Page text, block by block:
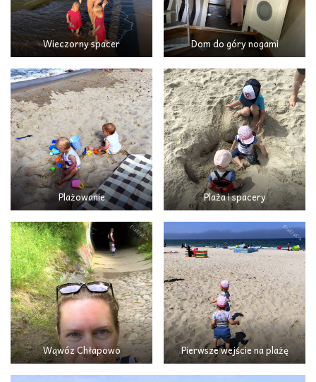
Wieczorny spacer Dom do góry nogami
Plażowanie Plaża i spacery
Wąwóz Chłapowo Pierwsze wejście na plażę